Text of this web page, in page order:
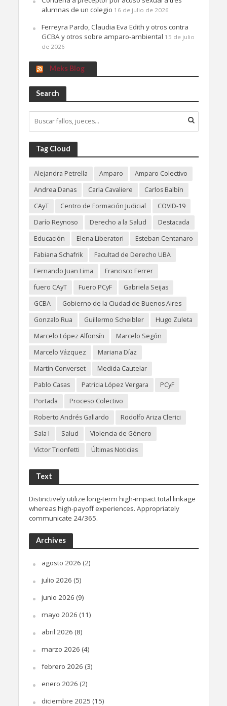
alumnas de un colegio 16 de julio de 2026
Ferreyra Pardo, Claudia Eva Edith y otros contra
GCBA y otros sobre amparo-ambiental 15 de julio
de 2026
Meks Blog
Search
Tag Cloud
Alejandra Petrella Amparo
Amparo Colectivo
Andrea Danas
Carla Cavaliere
Carlos Balbín
CAyT
Centro de Formación Judicial
COVID-19
Darío Reynoso
Derecho a la Salud
Destacada
Educación
Elena Liberatori
Esteban Centanaro
Fabiana Schafrik
Facultad de Derecho UBA
Fernando Juan Lima
Francisco Ferrer
fuero CAyT
Fuero PCyF
Gabriela Seijas
GCBA
Gobierno de la Ciudad de Buenos Aires
Gonzalo Rua
Guillermo Scheibler
Hugo Zuleta
Marcelo López Alfonsín
Marcelo Segón
Marcelo Vázquez
Mariana Díaz
Martín Converset
Medida Cautelar
Pablo Casas
Patricia López Vergara
PCyF
Portada
Proceso Colectivo
Roberto Andrés Gallardo
Rodolfo Ariza Clerici
Sala I
Salud
Violencia de Género
Víctor Trionfetti
Últimas Noticias
Text
Distinctively utilize long-term high-impact total linkage
whereas high-payoff experiences. Appropriately
communicate 24/365.
Archives
agosto 2026 (2)
julio 2026 (5)
junio 2026 (9)
mayo 2026 (11)
abril 2026 (8)
marzo 2026 (4)
febrero 2026 (3)
enero 2026 (2)
diciembre 2025 (15)